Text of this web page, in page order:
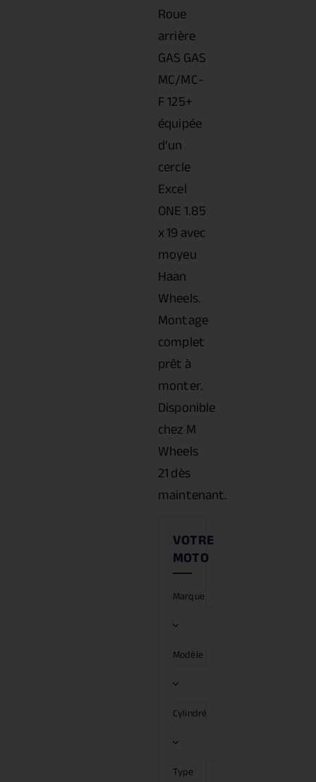
Roue
arrière
GAS GAS
MC/MC-
F 125+
équipée
d’un
cercle
Excel
ONE 1.85
x 19 avec
moyeu
Haan
Wheels.
Montage
complet
prêt à
monter.
Disponible
chez M
Wheels
21 dès
maintenant.
Marque
Modèle
Cylindré
Type